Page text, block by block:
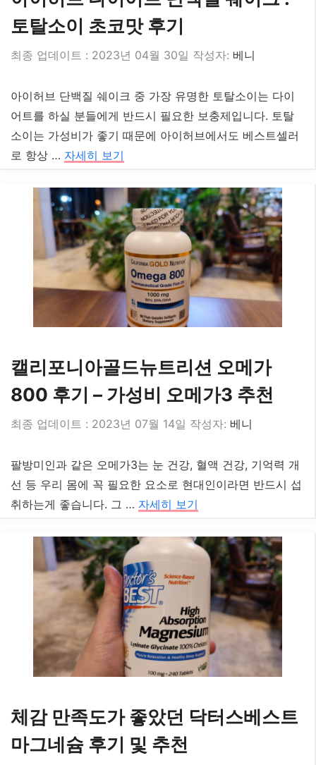
토탈소이 초코맛 후기
2023년 04월 30일 작성자: 베니
아이허브 단백질 쉐이크 중 가장 유명한 토탈소이는 다이
어트를 하실 분들에게 반드시 필요한 보충제입니다. 토탈
소이는 가성비가 좋기 때문에 아이허브에서도 베스트셀러
로 항상 … 자세히 보기
캘리포니아골드뉴트리션 오메가
800 후기 – 가성비 오메가3 추천
2023년 07월 14일 작성자: 베니
팔방미인과 같은 오메가3는 눈 건강, 혈액 건강, 기억력 개
선 등 우리 몸에 꼭 필요한 요소로 현대인이라면 반드시 섭
취하는게 좋습니다. 그 … 자세히 보기
체감 만족도가 좋았던 닥터스베스트
마그네슘 후기 및 추천